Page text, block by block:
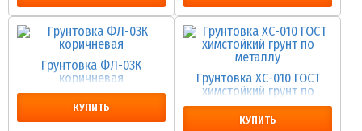
Грунтовка ФЛ-03К
коричневая
КУПИТЬ
Грунтовка ХС-010 ГОСТ
химстойкий грунт по
металлу
КУПИТЬ